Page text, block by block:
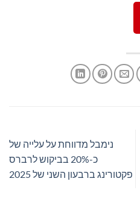
נימבל מדווחת על עלייה של
כ-20% בביקוש לרברס
פקטורינג ברבעון השני של 2025